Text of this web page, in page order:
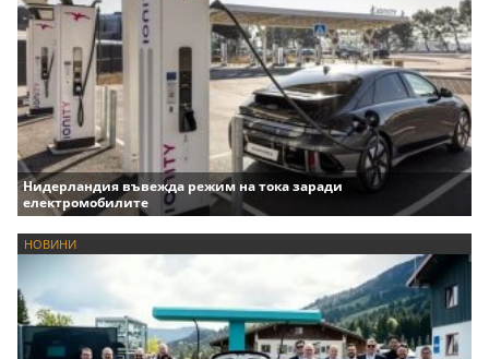
Нидерландия въвежда режим на тока заради
електромобилите
НОВИНИ